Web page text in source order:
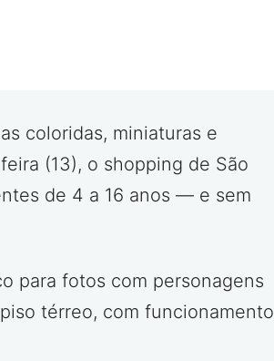
coloridas, miniaturas e
(13), o shopping de São
de 4 a 16 anos — e sem
para fotos com personagens
térreo, com funcionamento